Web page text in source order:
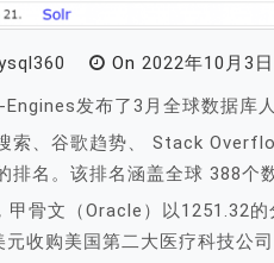
On 2022年10月3日
Engines发布了3月全球数据库
索、谷歌趋势、 Stack
排名。该排名涵盖全球 388个
甲骨文（Oracle）以1251.32
元收购美国第二大医疗科技公